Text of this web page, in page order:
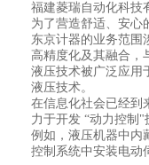
福建菱瑞自动化科技
为了营造舒适、安心
东京计器的业务范围
高精度化及其融合，
液压技术被广泛应用
液压技术。
在信息化社会已经到
力于开发 “动力控制
例如，液压机器中内
控制系统中安装电动